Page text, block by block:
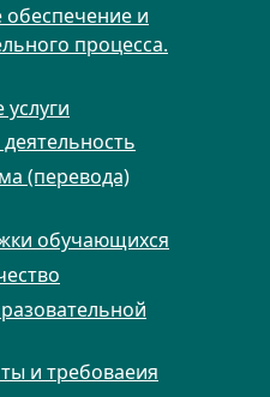
и
процесса.
(перевода)
обучающихся
и требоваеия